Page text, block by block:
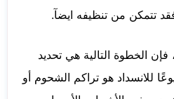
تتمكن من تنظيفه ايضآ.
فإن الخطوة التالية هي تحديد
للانسداد هو تراكم الشحوم أو